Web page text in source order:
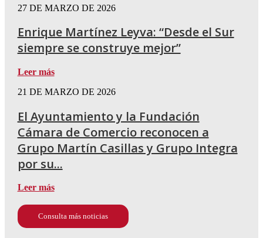
27 DE MARZO DE 2026
Enrique Martínez Leyva: “Desde el Sur
siempre se construye mejor”
Leer más
21 DE MARZO DE 2026
El Ayuntamiento y la Fundación
Cámara de Comercio reconocen a
Grupo Martín Casillas y Grupo Integra
por su...
Leer más
Consulta más noticias